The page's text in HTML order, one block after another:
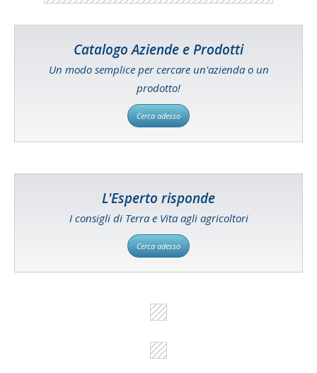
Catalogo Aziende e Prodotti
Un modo semplice per cercare un'azienda o un
prodotto!
Cerca adesso
L'Esperto risponde
I consigli di Terra e Vita agli agricoltori
Cerca adesso